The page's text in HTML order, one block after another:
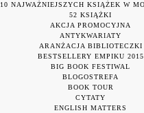
10 NAJWAŻNIEJSZYCH KSIĄŻEK W
52 KSIĄŻKI
AKCJA PROMOCYJNA
ANTYKWARIATY
ARANŻACJA BIBLIOTECZKI
BESTSELLERY EMPIKU 2015
BIG BOOK FESTIWAL
BLOGOSTREFA
BOOK TOUR
CYTATY
ENGLISH MATTERS